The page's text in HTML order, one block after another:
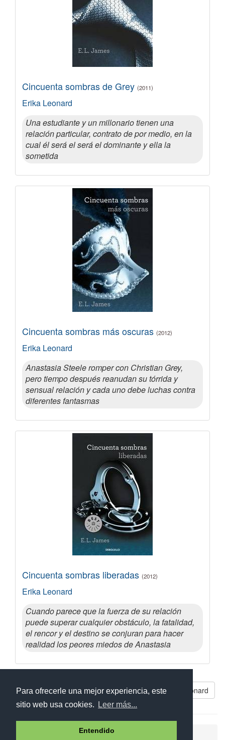
Para ofrecerle una mejor experiencia, este
sitio web usa cookies.
Leer más...
Entendido
Cincuenta sombras de Grey (2011)
Erika Leonard
Una estudiante y un millonario tienen una
relación particular, contrato de por medio, en la
cual él será el será el dominante y ella la
sometida
Cincuenta sombras más oscuras (2012)
Erika Leonard
Anastasia Steele romper con Christian Grey,
pero tiempo después reanudan su tórrida y
sensual relación y cada uno debe luchas contra
diferentes fantasmas
Cincuenta sombras liberadas (2012)
Erika Leonard
Cuando parece que la fuerza de su relación
puede superar cualquier obstáculo, la fatalidad,
el rencor y el destino se conjuran para hacer
realidad los peores miedos de Anastasia
Todos los libros de Erika Leonard
Aviso legal